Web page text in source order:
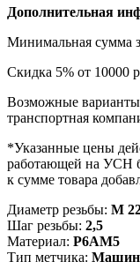
Дополнительная
Минимальная сумма
Скидка 5% от 10000
Возможные варианты
транспортная
*Указанные цены
работающей на УСН
к сумме товара
Диаметр резьбы: М
Шаг резьбы: 2,5
Материал: Р6АМ5
Тип метчика: